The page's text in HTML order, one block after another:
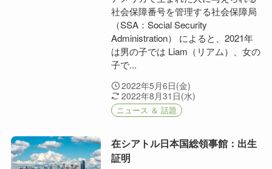
社会保障番号を管理する社会保障局
（SSA：Social Security
Administration） によると、2021年
は男の子では Liam（リアム）、女の
子で...
2022年5月6日(金)
2022年8月31日(水)
ニュース ＆ 話題
在シアトル日本国総領事館：出生
証明